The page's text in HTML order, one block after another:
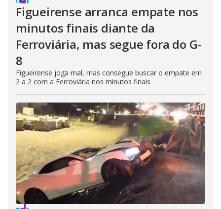
Figueirense arranca empate nos
minutos finais diante da
Ferroviária, mas segue fora do G-
8
Figueirense joga mal, mas consegue buscar o empate em
2 a 2 com a Ferroviária nos minutos finais